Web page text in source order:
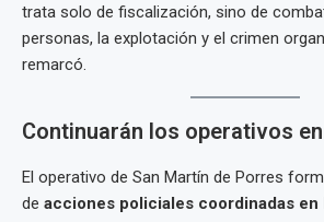
trata solo de fiscalización, sino de
personas, la explotación y el crimen
remarcó.
Continuarán los operativos
El operativo de San Martín de Porres
de acciones policiales coordinadas en